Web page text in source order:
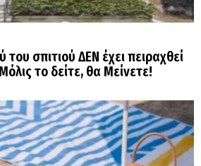
σπιτιού ΔΕΝ έχει πειραχθεί
το δείτε, θα Μείνετε!